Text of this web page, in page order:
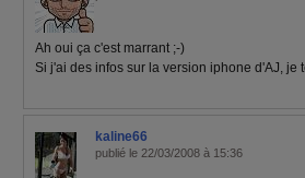
Ah oui ça c'est marrant ;-)
Si j'ai des infos sur la version iphone d'AJ, je
kaline66
publié le 22/03/2008 à 15:36